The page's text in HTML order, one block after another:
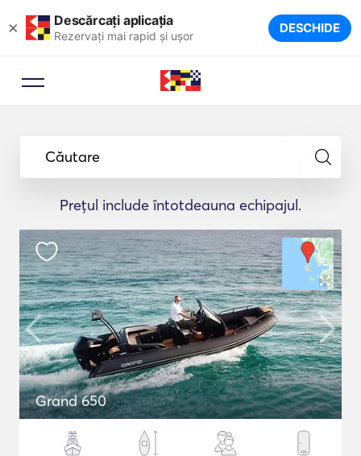
× Descărcați aplicația
Rezervați mai rapid și ușor DESCHIDE
Căutare
Prețul include întotdeauna echipajul.
Grand 650